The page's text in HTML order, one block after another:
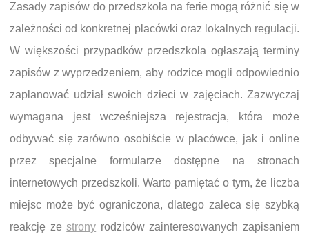
Zasady zapisów do przedszkola na ferie mogą różnić się w
zależności od konkretnej placówki oraz lokalnych regulacji.
W większości przypadków przedszkola ogłaszają terminy
zapisów z wyprzedzeniem, aby rodzice mogli odpowiednio
zaplanować udział swoich dzieci w zajęciach. Zazwyczaj
wymagana jest wcześniejsza rejestracja, która może
odbywać się zarówno osobiście w placówce, jak i online
przez specjalne formularze dostępne na stronach
internetowych przedszkoli. Warto pamiętać o tym, że liczba
miejsc może być ograniczona, dlatego zaleca się szybką
reakcję zestrony rodziców zainteresowanych zapisaniem